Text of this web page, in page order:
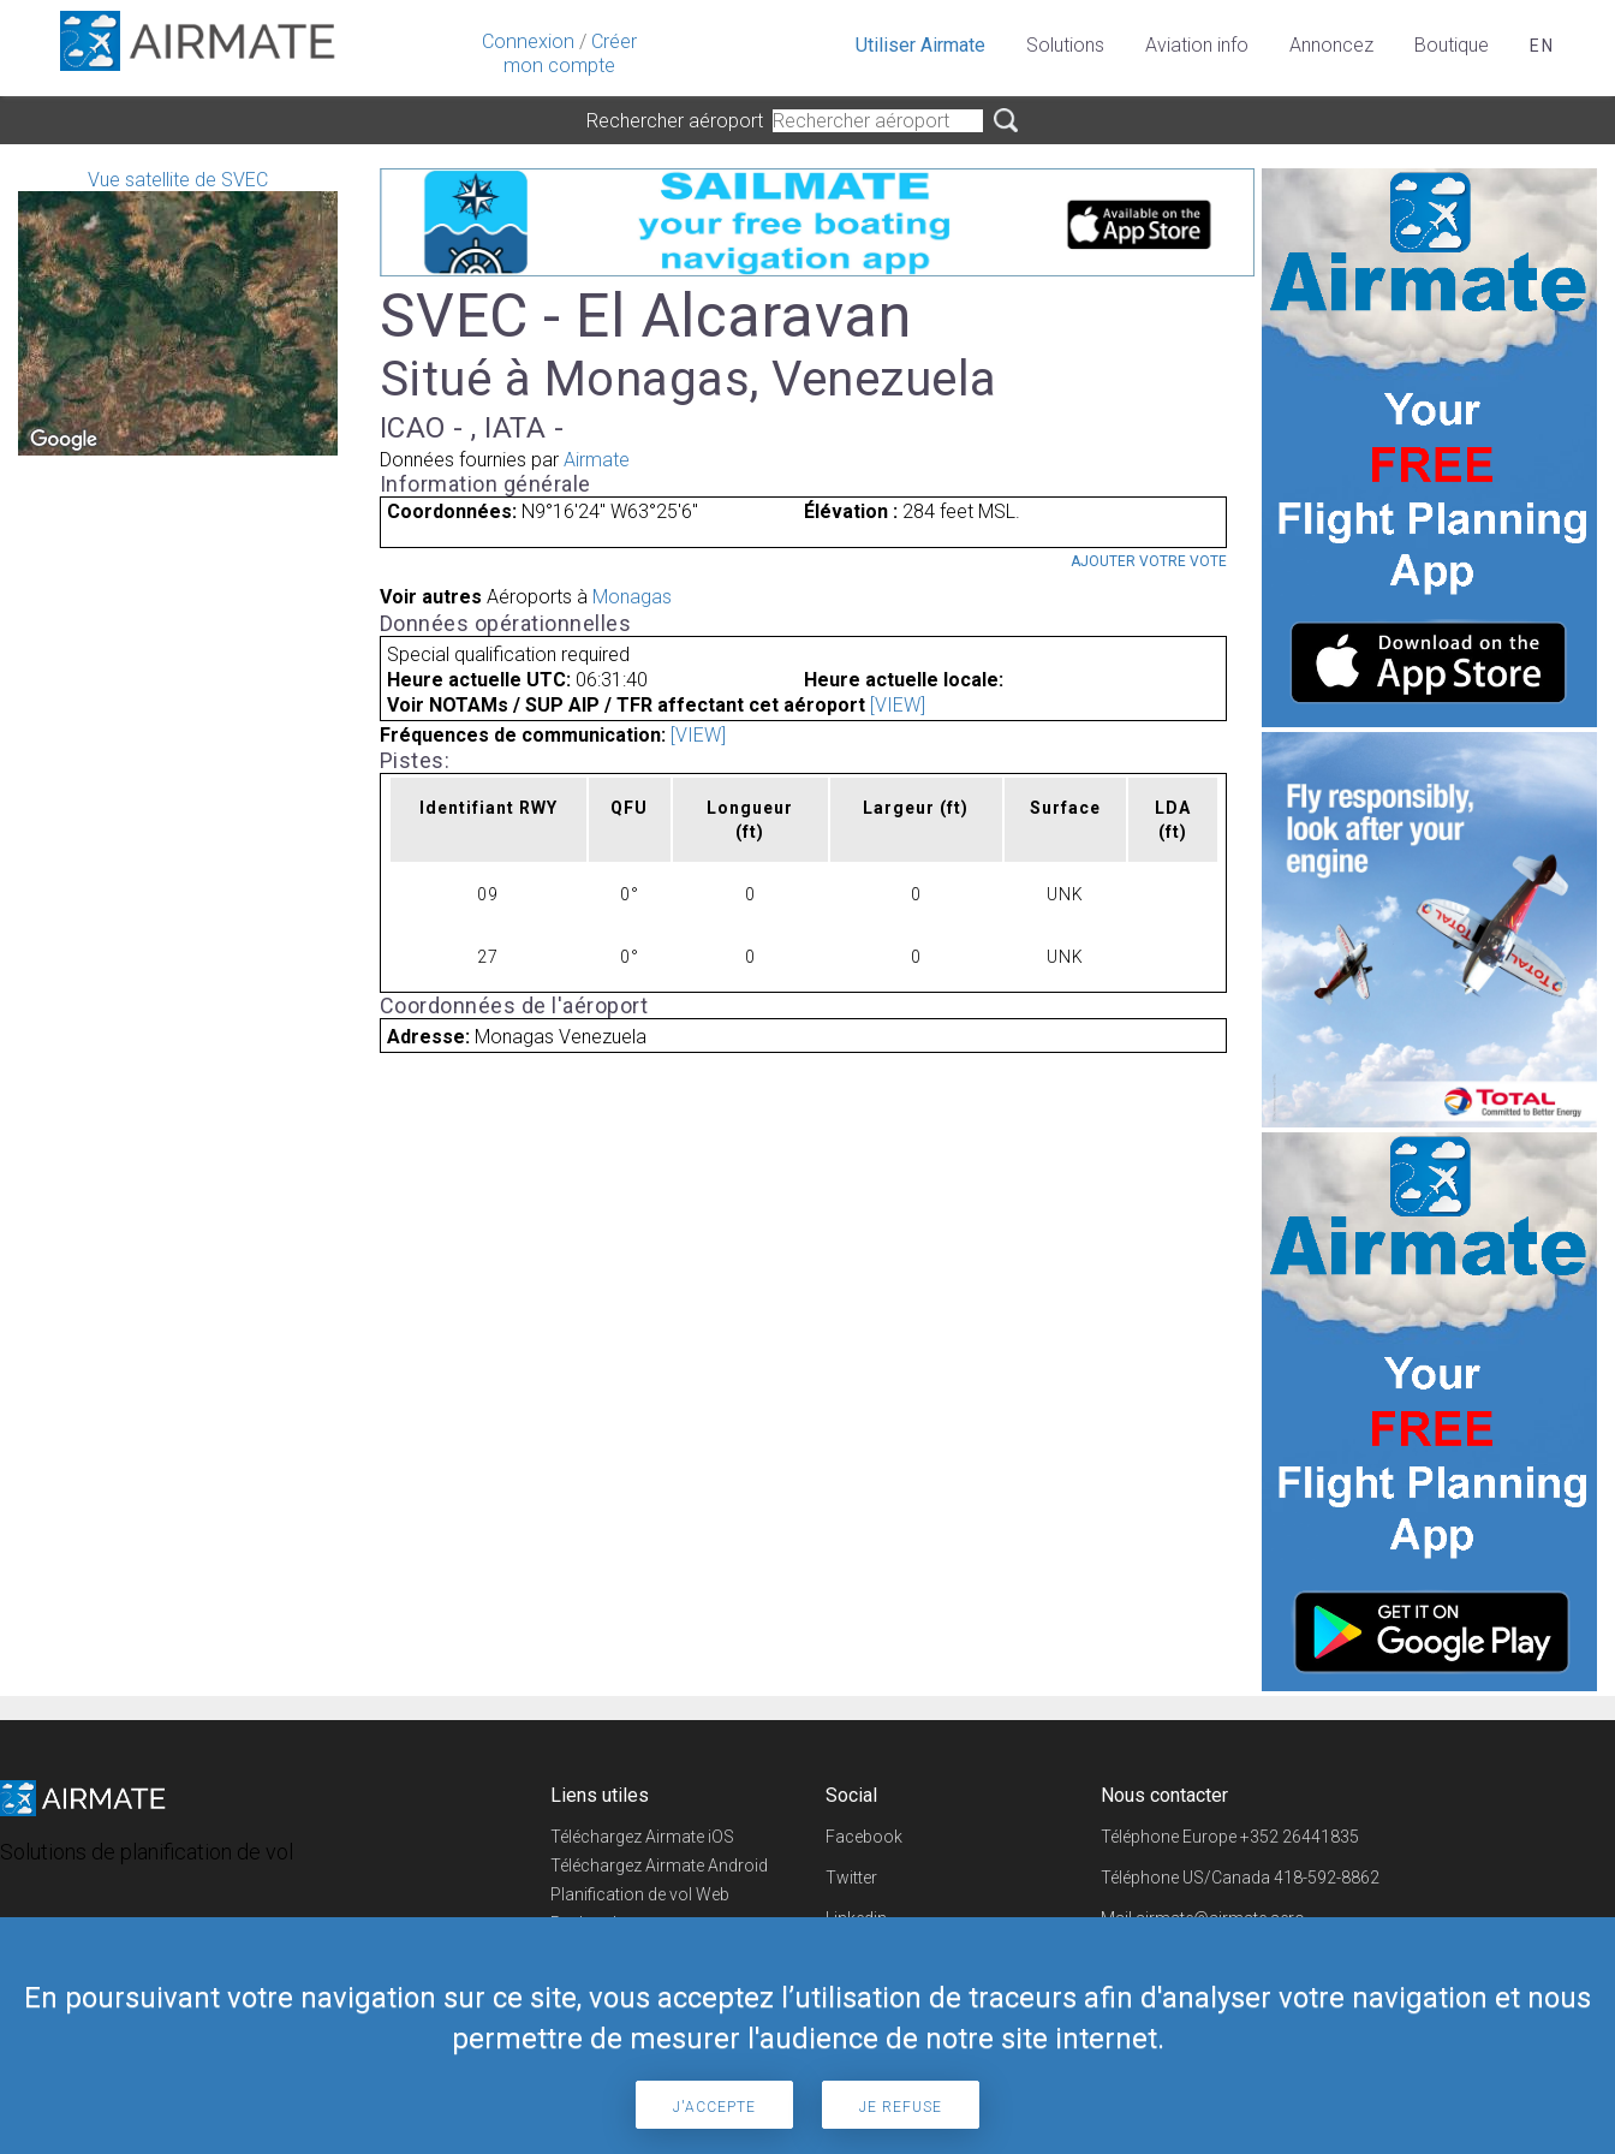
Connexion / Créer
mon compte
En poursuivant votre navigation sur ce site, vous acceptez l’utilisation de traceurs afin d'analyser votre navigation et nous
permettre de mesurer l'audience de notre site internet.
J'ACCEPTE JE REFUSE
Utiliser Airmate Solutions Aviation info Annoncez Boutique EN
Rechercher aéroport
Vue satellite de SVEC
SVEC - El Alcaravan
Situé à Monagas, Venezuela
ICAO - , IATA -
Données fournies par Airmate
Information générale
Coordonnées: N9°16'24" W63°25'6" Élévation :284 feet MSL.
AJOUTER VOTRE VOTE
Voir autres Aéroports à Monagas
Données opérationnelles
Special qualification required
Heure actuelle UTC: 06:31:40
Heure actuelle locale:
Voir NOTAMs / SUP AIP / TFR affectant cet aéroport [VIEW]
Fréquences de communication: [VIEW]
Pistes:
Identifiant RWY QFU
Longueur
(ft)
Largeur (ft) Surface
LDA
(ft)
09 0° 0 0 UNK
27 0° 0 0 UNK
Coordonnées de l'aéroport
Adresse: Monagas Venezuela
Solutions de planification de vol
Liens utiles
Téléchargez Airmate iOS
Téléchargez Airmate Android
Planification de vol Web
Recherche
Boutique Airmate
Social
Facebook
Twitter
Linkedin
Telegram
Nous contacter
Téléphone Europe+352 26441835
Téléphone US/Canada 418-592-8862
Mailairmate@airmate.aero